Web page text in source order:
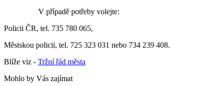
V případě potřeby volejte:
Policii ČR, tel. 735 780 065,
Městskou policii, tel. 725 323 031 nebo 734 239 408.
Blíže viz - Tržní řád města
Mohlo by Vás zajímat